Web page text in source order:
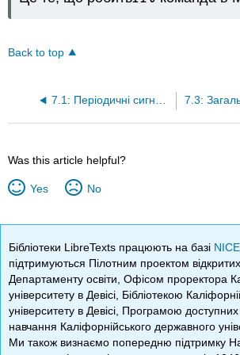
Back to top
7.1: Періодичні сигнали дискретного часу
Was this article helpful?
Yes No
Бібліотеки LibreTexts працюють на базі
підтримуються Пілотним проектом відкритих
Департаменту освіти, Офісом проректора
університету в Девісі, Бібліотекою
університету в Девісі, Програмою
навчання Каліфорнійського державного
Ми також визнаємо попередню підтримку